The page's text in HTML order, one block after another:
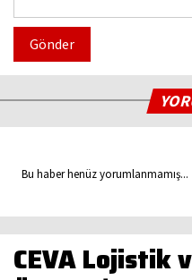
Gönder
Bu haber henüz yorumlanmamış...
CEVA Lojistik